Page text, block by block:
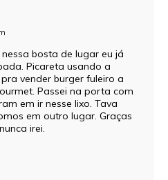
bosta de lugar eu já
Picareta usando a
vender burger fuleiro a
Passei na porta com
em ir nesse lixo. Tava
em outro lugar. Graças
irei.